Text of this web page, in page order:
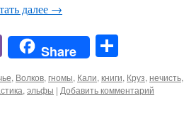
далее →
ViberShare
, Волков,гномы, Кали,книги, Круз,нечисть,
,эльфы | Добавить комментарий